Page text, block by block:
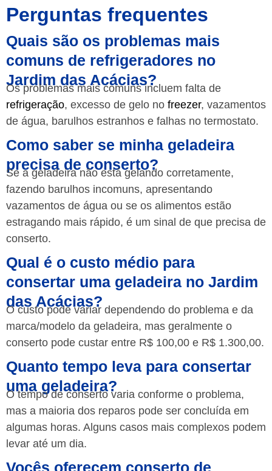
Perguntas frequentes
Quais são os problemas mais
comuns de refrigeradores no
Jardim das Acácias?
Os problemas mais comuns incluem falta de
refrigeração, excesso de gelo no freezer, vazamentos
de água, barulhos estranhos e falhas no termostato.
Como saber se minha geladeira
precisa de conserto?
Se a geladeira não está gelando corretamente,
fazendo barulhos incomuns, apresentando
vazamentos de água ou se os alimentos estão
estragando mais rápido, é um sinal de que precisa de
conserto.
Qual é o custo médio para
consertar uma geladeira no Jardim
das Acácias?
O custo pode variar dependendo do problema e da
marca/modelo da geladeira, mas geralmente o
conserto pode custar entre R$ 100,00 e R$ 1.300,00.
Quanto tempo leva para consertar
uma geladeira?
O tempo de conserto varia conforme o problema,
mas a maioria dos reparos pode ser concluída em
algumas horas. Alguns casos mais complexos podem
levar até um dia.
Vocês oferecem conserto de